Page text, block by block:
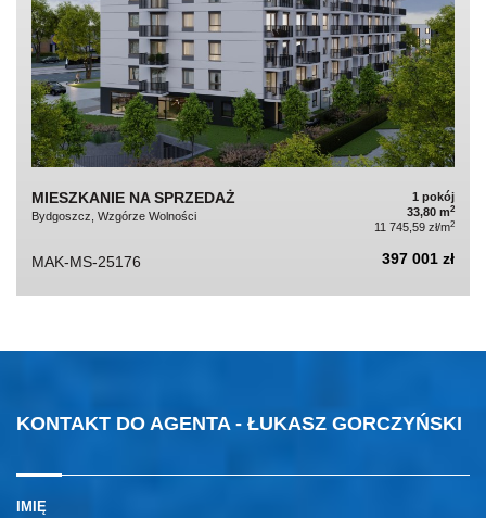
MIESZKANIE NA SPRZEDAŻ
Bydgoszcz, Wzgórze Wolności
1 pokój
33,80 m2
11 745,59 zł/m2
MAK-MS-25176 397 001 zł
KONTAKT DO AGENTA - ŁUKASZ GORCZYŃSKI
IMIĘ